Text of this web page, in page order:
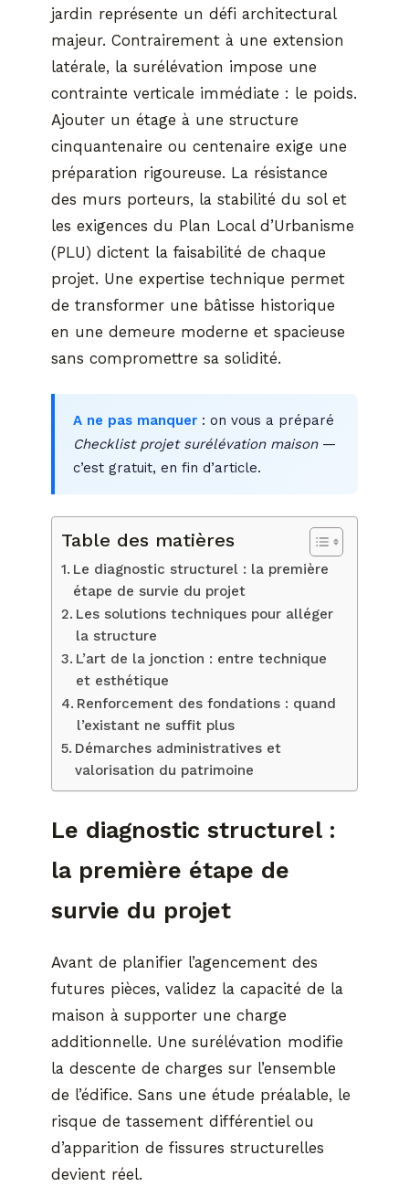
jardin représente un défi architectural
majeur. Contrairement à une extension
latérale, la surélévation impose une
contrainte verticale immédiate : le poids.
Ajouter un étage à une structure
cinquantenaire ou centenaire exige une
préparation rigoureuse. La résistance
des murs porteurs, la stabilité du sol et
les exigences du Plan Local d’Urbanisme
(PLU) dictent la faisabilité de chaque
projet. Une expertise technique permet
de transformer une bâtisse historique
en une demeure moderne et spacieuse
sans compromettre sa solidité.
A ne pas manquer : on vous a préparé
Checklist projet surélévation maison—
c’est gratuit, en fin d’article.
Table des matières
Le diagnostic structurel : la première
étape de survie du projet
Les solutions techniques pour alléger
la structure
L’art de la jonction : entre technique
et esthétique
Renforcement des fondations : quand
l’existant ne suffit plus
Démarches administratives et
valorisation du patrimoine
Le diagnostic structurel :
la première étape de
survie du projet
Avant de planifier l’agencement des
futures pièces, validez la capacité de la
maison à supporter une charge
additionnelle. Une surélévation modifie
la descente de charges sur l’ensemble
de l’édifice. Sans une étude préalable, le
risque de tassement différentiel ou
d’apparition de fissures structurelles
devient réel.